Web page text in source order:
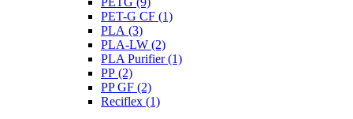
PET-G CF (1)
PLA (3)
PLA-LW (2)
PLA Purifier (1)
PP (2)
PP GF (2)
Reciflex (1)